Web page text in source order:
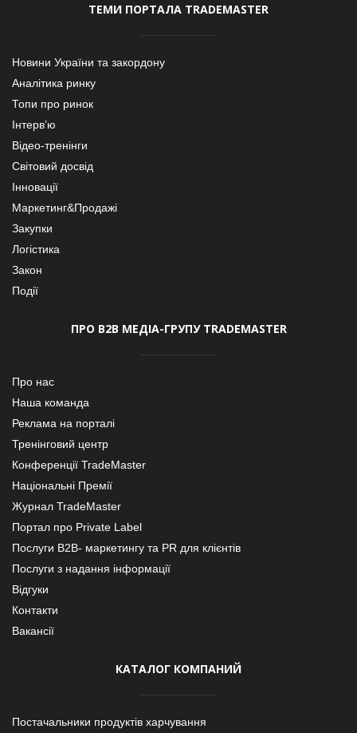
ТЕМИ ПОРТАЛА TRADEMASTER
Новини України та закордону
Аналітика ринку
Топи про ринок
Інтерв’ю
Відео-тренінги
Світовий досвід
Інновації
Маркетинг&Продажі
Закупки
Логістика
Закон
Події
ПРО В2В МЕДІА-ГРУПУ TRADEMASTER
Про нас
Наша команда
Реклама на порталі
Тренінговий центр
Конференції TradeMaster
Національні Премії
Журнал TradeMaster
Портал про Private Label
Послуги В2В- маркетингу та PR для клієнтів
Послуги з надання інформації
Відгуки
Контакти
Вакансії
КАТАЛОГ КОМПАНИЙ
Постачальники продуктів харчування